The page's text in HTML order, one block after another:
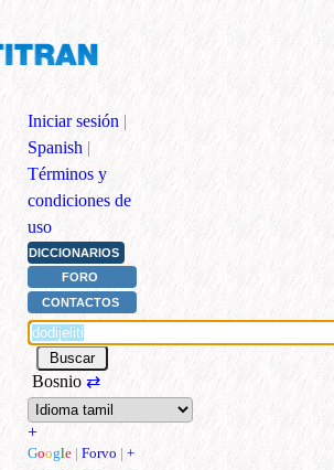
Iniciar sesión |
Spanish |
Términos y
condiciones de
uso
DICCIONARIOS
FORO
CONTACTOS
Bosnio ⇄
+
Google | Forvo | +